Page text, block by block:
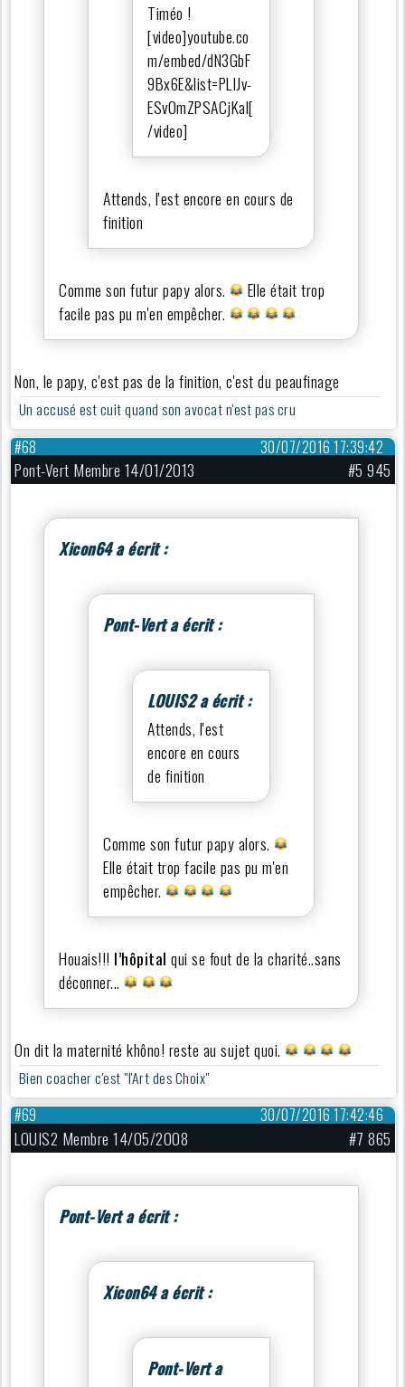
Timéo !
[video]youtube.co
m/embed/dN3GbF
9Bx6E&list=PLIJv-
ESv0mZPSACjKal[
/video]
Attends, l'est encore en cours de
finition
Comme son futur papy alors.
Elle était trop
facile pas pu m'en empêcher.
Non, le papy, c'est pas de la finition, c'est du peaufinage
Un accusé est cuit quand son avocat n'est pas cru
30/07/2016 17:39:42
#68
Pont-Vert Membre 14/01/2013 #5 945
Xicon64 a écrit :
Pont-Vert a écrit :
LOUIS2 a écrit :
Attends, l'est
encore en cours
de finition
Comme son futur papy alors.
Elle était trop facile pas pu m'en
empêcher.
Houais!!! l’hôpital qui se fout de la charité..sans
déconner...
On dit la maternité khôno! reste au sujet quoi.
Bien coacher c'est "l'Art des Choix"
30/07/2016 17:42:46
#69
LOUIS2 Membre 14/05/2008 #7 865
Pont-Vert a écrit :
Xicon64 a écrit :
Pont-Vert a